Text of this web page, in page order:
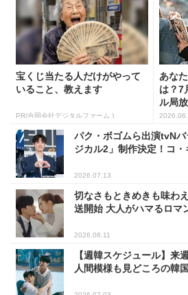
宝くじ当たる人だけがやって
いること、教えます
PR(合同会社デジタルファーム )
あな
は？7
ル局
パク・ボゴムら出演tvN
ジカル2」制作決定！コ
2026.07.13
切なさもときめきも味わ
送開始 大人がハマるロマ
2026.06.11
【週韓スケジュール】来
人間模様も見どころの韓